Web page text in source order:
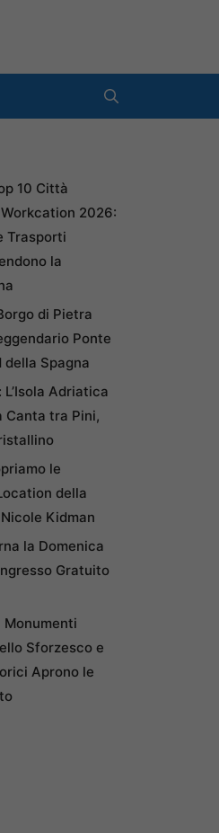
10 Città
2026:
Trasporti
la
di Pietra
Ponte
della Spagna
Adriatica
Canta tra Pini,
le
della
Kidman
la Domenica
Gratuito
Sforzesco e
Aprono le